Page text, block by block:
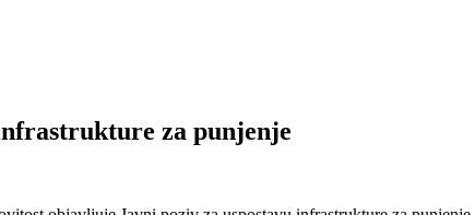
za punjenje